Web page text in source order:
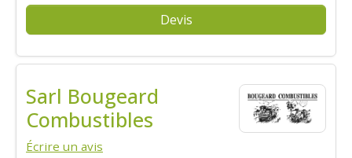
Devis
Sarl Bougeard
Combustibles
Écrire un avis